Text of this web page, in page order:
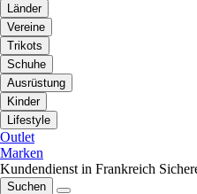
Länder
Vereine
Trikots
Schuhe
Ausrüstung
Kinder
Lifestyle
Outlet
Marken
Kundendienst in Frankreich
Suchen